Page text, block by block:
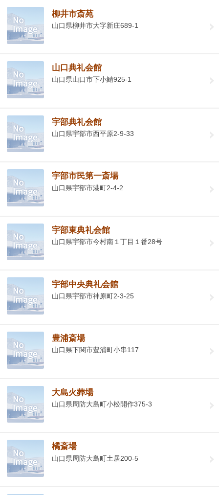
柳井市斎苑
山口県柳井市大字新庄689-1
山口典礼会館
山口県山口市下小鯖925-1
宇部典礼会館
山口県宇部市西平原2-9-33
宇部市民第一斎場
山口県宇部市港町2-4-2
宇部東典礼会館
山口県宇部市今村南１丁目１番28号
宇部中央典礼会館
山口県宇部市神原町2-3-25
豊浦斎場
山口県下関市豊浦町小串117
大島火葬場
山口県周防大島町小松開作375-3
橘斎場
山口県周防大島町土居200-5